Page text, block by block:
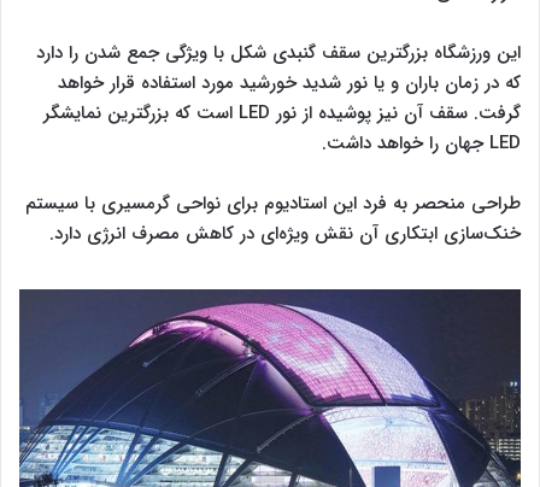
این ورزشگاه بزرگترین سقف گنبدی شکل با ویژگی جمع شدن را دارد
که در زمان باران و یا نور شدید خورشید مورد استفاده قرار خواهد
گرفت. سقف آن نیز پوشیده از نور LED است که بزرگترین نمایشگر
LED جهان را خواهد داشت.
طراحی منحصر به فرد این استادیوم برای نواحی گرمسیری با سیستم
خنک‌سازی ابتکاری آن نقش ویژه‌ای در کاهش مصرف انرژی دارد.